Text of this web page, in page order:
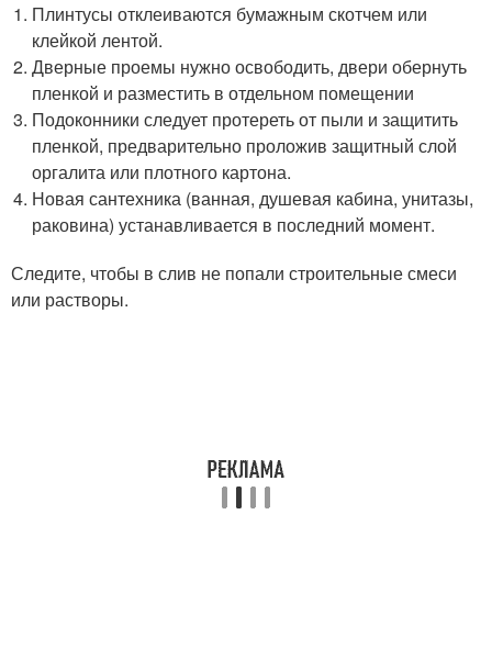
Плинтусы отклеиваются бумажным скотчем или
клейкой лентой.
Дверные проемы нужно освободить, двери обернуть
пленкой и разместить в отдельном помещении
Подоконники следует протереть от пыли и защитить
пленкой, предварительно проложив защитный слой
оргалита или плотного картона.
Новая сантехника (ванная, душевая кабина, унитазы,
раковина) устанавливается в последний момент.
Следите, чтобы в слив не попали строительные смеси
или растворы.